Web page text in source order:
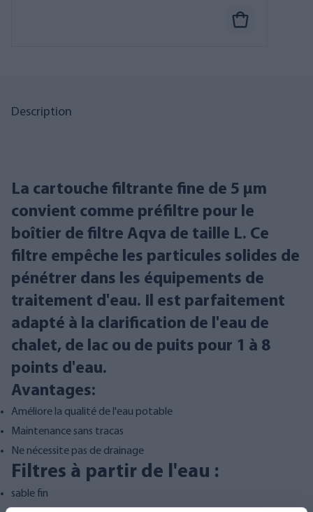
Description
La cartouche filtrante fine de 5 µm
convient comme préfiltre pour le
boîtier de filtre Aqva de taille L. Ce
filtre empêche les particules solides de
pénétrer dans les équipements de
traitement d'eau. Il est parfaitement
adapté à la clarification de l'eau de
chalet, de lac ou de puits pour 1 à 8
points d'eau.
Avantages:
Améliore la qualité de l'eau potable
Maintenance sans tracas
Ne nécessite pas de drainage
Filtres à partir de l'eau :
sable fin